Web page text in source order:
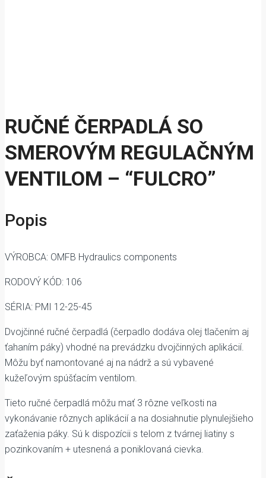
RUČNÉ ČERPADLÁ SO
SMEROVÝM REGULAČNÝM
VENTILOM – “FULCRO”
Popis
VÝROBCA: OMFB Hydraulics components
RODOVÝ KÓD: 106
SÉRIA: PMI 12-25-45
Dvojčinné ručné čerpadlá (čerpadlo dodáva olej tlačením aj
ťahaním páky) vhodné na prevádzku dvojčinných aplikácií.
Môžu byť namontované aj na nádrž a sú vybavené
kužeľovým spúšťacím ventilom.
Tieto ručné čerpadlá môžu mať 3 rôzne veľkosti na
vykonávanie rôznych aplikácií a na dosiahnutie plynulejšieho
zaťaženia páky. Sú k dispozícii s telom z tvárnej liatiny s
pozinkovaním + utesnená a poniklovaná cievka.